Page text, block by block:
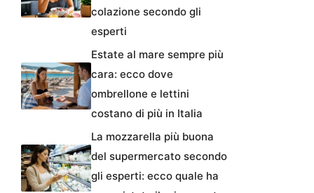
colazione secondo gli
esperti
Estate al mare sempre più
cara: ecco dove
ombrellone e lettini
costano di più in Italia
La mozzarella più buona
del supermercato secondo
gli esperti: ecco quale ha